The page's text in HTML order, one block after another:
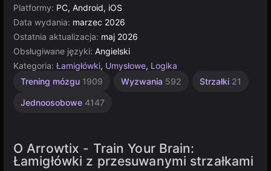
Platformy: PC, Android, iOS
Data wydania: marzec 2026
Ostatnia aktualizacja: maj 2026
Obsługiwane języki: Angielski
Kategoria: Łamigłówki, Umysłowe, Logika
Trening mózgu 1909 Wyzwania 592 Strzałki 21
Jednoosobowe 4147
O Arrowtix - Train Your Brain:
Łamigłówki z przesuwanymi strzałkami